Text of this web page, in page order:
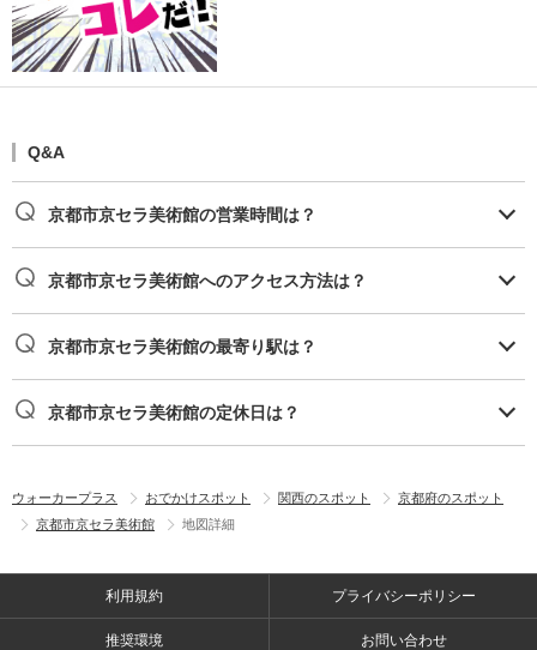
Q&A
京都市京セラ美術館の営業時間は？
京都市京セラ美術館へのアクセス方法は？
京都市京セラ美術館の最寄り駅は？
京都市京セラ美術館の定休日は？
ウォーカープラス おでかけスポット 関西のスポット
京都府のスポット
京都市京セラ美術館
地図詳細
利用規約 プライバシーポリシー
推奨環境 お問い合わせ